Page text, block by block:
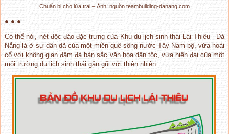
Chuẩn bị cho lửa trại – Ảnh: nguồn teambuilding-danang.com
● ● ●
Có thể nói, nét độc đáo đặc trưng của Khu du lịch sinh thái Lái Thiêu - Đà
Nẵng là ở sự dân dã của một miền quê sông nước Tây Nam bộ, vừa hoài
cổ với không gian đậm đà bản sắc văn hóa dân tộc, vừa hiện đại của một
môi trường du lịch sinh thái gần gũi với thiên nhiên.